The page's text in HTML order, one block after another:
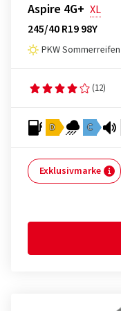
Aspire 4G+ XL
245/40 R19 98Y
PKW Sommerreifen
(12)
D C
Exklusivmarke